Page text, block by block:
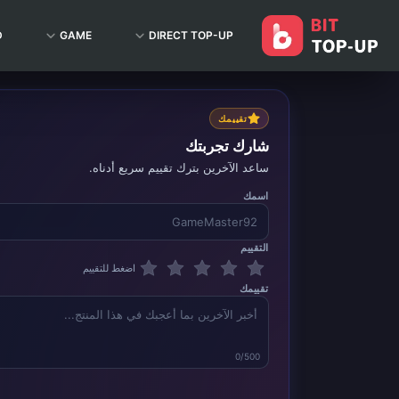
DIRECT TOP-UP
GAME
تقييمك
شارك تجربتك
ساعد الآخرين بترك تقييم سريع أدناه.
اسمك
التقييم
اضغط للتقييم
تقييمك
0/500